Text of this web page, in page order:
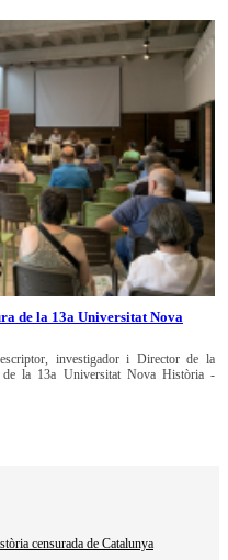
de la 13a Universitat Nova
investigador i Director de la
la 13a Universitat Nova Història -
censurada de Catalunya